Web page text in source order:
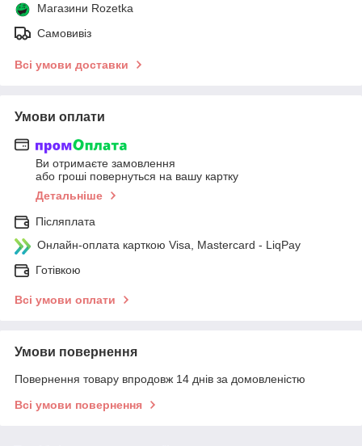
Магазини Rozetka
Самовивіз
Всі умови доставки
Умови оплати
Ви отримаєте замовлення
або гроші повернуться на вашу картку
Детальніше
Післяплата
Онлайн-оплата карткою Visa, Mastercard - LiqPay
Готівкою
Всі умови оплати
Умови повернення
Повернення товару впродовж 14 днів за домовленістю
Всі умови повернення